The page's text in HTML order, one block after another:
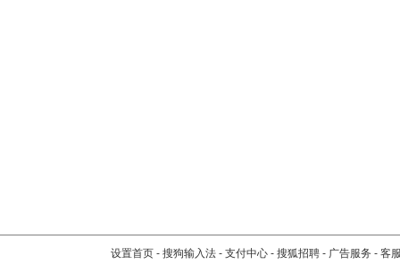
设置首页 - 搜狗输入法 - 支付中心 - 搜狐招聘 - 广告服务 - 客